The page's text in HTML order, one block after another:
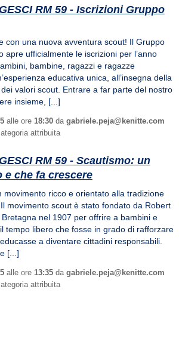
RM 59 - Iscrizioni Gruppo
con una nuova avventura scout! Il Gruppo
apre ufficialmente le iscrizioni per l’anno
bambine, ragazzi e ragazze
educativa unica, all’insegna della
dei valori scout. Entrare a far parte del nostro
insieme, [...]
alle ore 18:30 da gabriele.peja@kenitte.com
attribuita
RM 59 - Scautismo: un
e che fa crescere
movimento ricco e orientato alla tradizione
movimento scout è stato fondato da Robert
nel 1907 per offrire a bambini e
tempo libero che fosse in grado di rafforzare
a diventare cittadini responsabili.
[...]
alle ore 13:35 da gabriele.peja@kenitte.com
attribuita